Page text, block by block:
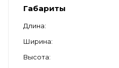
Габариты
Длина
Ширина
Высота